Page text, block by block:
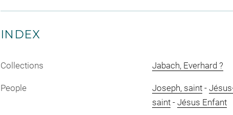
INDEX
Collections Jabach, Everhard ?
People Joseph, saint-
saint- Jésus Enfant